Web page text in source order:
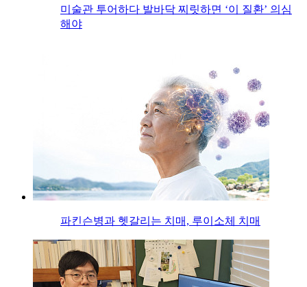
미술관 투어하다 발바닥 찌릿하면 ‘이 질환’ 의심
해야
파킨슨병과 헷갈리는 치매, 루이소체 치매